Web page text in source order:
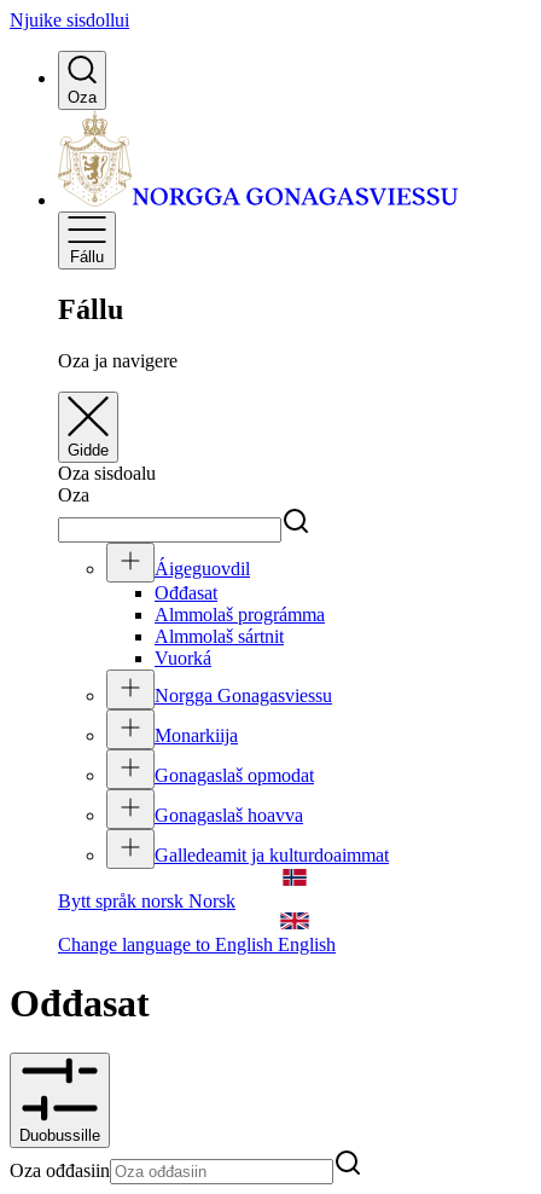
Njuike sisdollui
Oza
Fállu
Fállu
Oza ja navigere
Gidde
Oza sisdoalu
Oza
Áigeguovdil
Ođđasat
Almmolaš prográmma
Almmolaš sártnit
Vuorká
Norgga Gonagasviessu
Monarkiija
Gonagaslaš opmodat
Gonagaslaš hoavva
Galledeamit ja kulturdoaimmat
Bytt språk norsk Norsk
Change language to English English
Ođđasat
Duobussille
Oza ođđasiin